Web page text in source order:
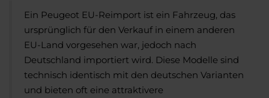
Ein Peugeot EU-Reimport ist ein Fahrzeug, das
ursprünglich für den Verkauf in einem anderen
EU-Land vorgesehen war, jedoch nach
Deutschland importiert wird. Diese Modelle sind
technisch identisch mit den deutschen Varianten
und bieten oft eine attraktivere